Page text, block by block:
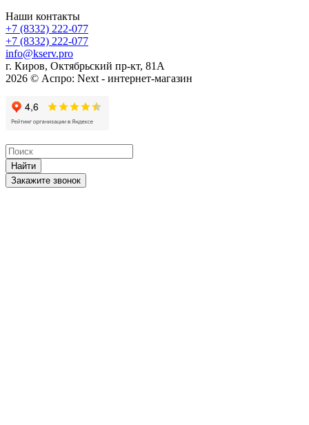
Наши контакты
+7 (8332) 222-077
+7 (8332) 222-077
info@kserv.pro
г. Киров, Октябрьский пр-кт, 81А
2026 © Аспро: Next - интернет-магазин
Найти
Закажите звонок